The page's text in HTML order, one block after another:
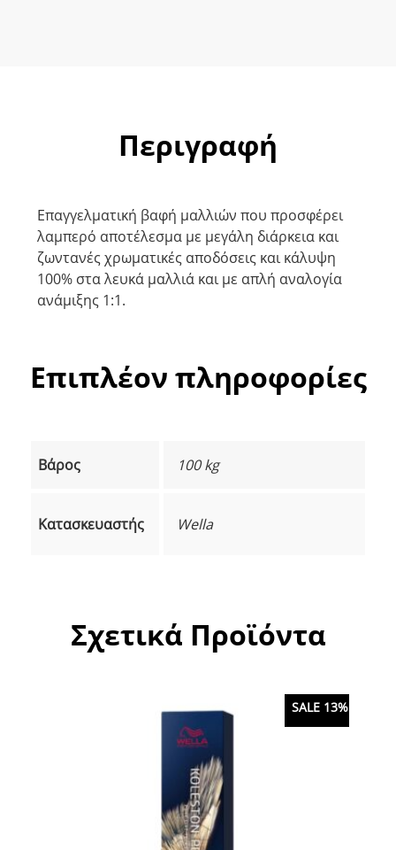
Περιγραφή
Eπαγγελματική βαφή μαλλιών που προσφέρει
λαμπερό αποτέλεσμα με μεγάλη διάρκεια και
ζωντανές χρωματικές αποδόσεις και κάλυψη
100% στα λευκά μαλλιά και με απλή αναλογία
ανάμιξης 1:1.
Επιπλέον πληροφορίες
Βάρος 100 kg
Κατασκευαστής Wella
Σχετικά Προϊόντα
SALE 13%